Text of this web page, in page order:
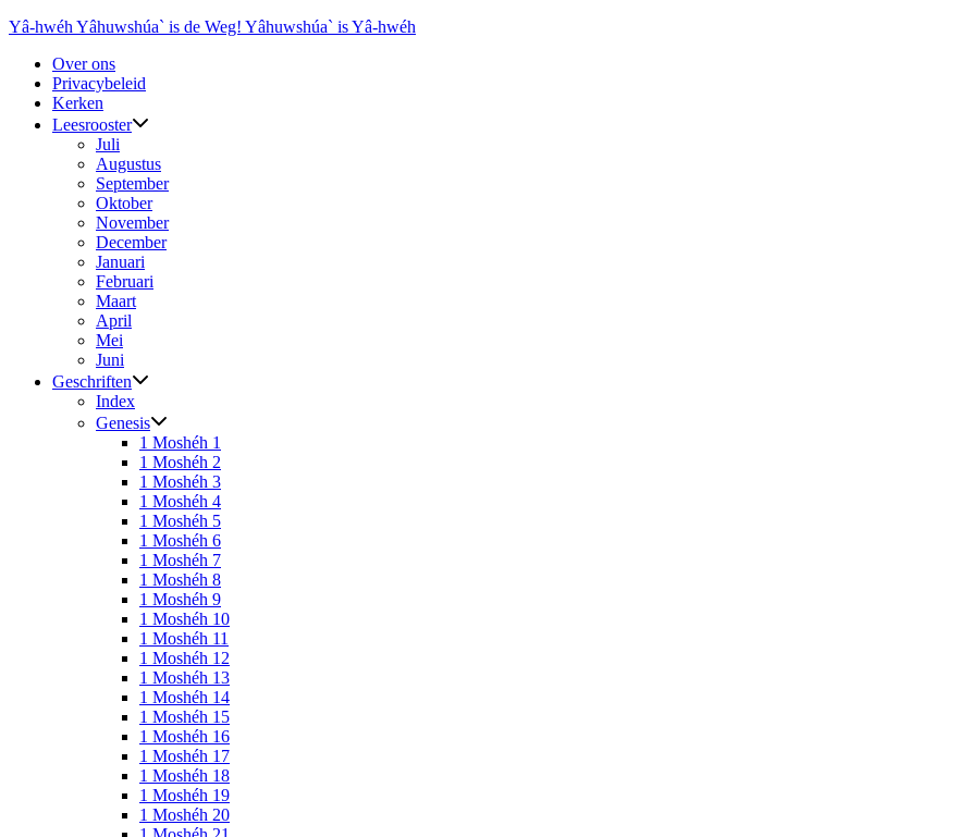
Ga
inhoud
Yâ-hwéh Yâhuwshúa` is de Weg! Yâhuwshúa` is Yâ-hwéh
Over ons
Privacybeleid
Kerken
Leesrooster
Juli
Augustus
September
Oktober
November
December
Januari
Februari
Maart
April
Mei
Juni
Geschriften
Index
Genesis
1 Moshéh 1
1 Moshéh 2
1 Moshéh 3
1 Moshéh 4
1 Moshéh 5
1 Moshéh 6
1 Moshéh 7
1 Moshéh 8
1 Moshéh 9
1 Moshéh 10
1 Moshéh 11
1 Moshéh 12
1 Moshéh 13
1 Moshéh 14
1 Moshéh 15
1 Moshéh 16
1 Moshéh 17
1 Moshéh 18
1 Moshéh 19
1 Moshéh 20